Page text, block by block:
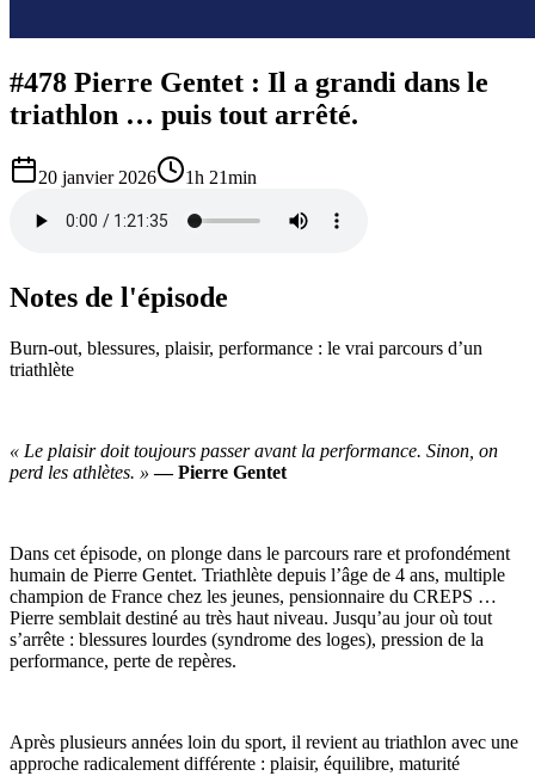
#478 Pierre Gentet : Il a grandi dans le
triathlon … puis tout arrêté.
20 janvier 2026 1h 21min
Notes de l'épisode
Burn-out, blessures, plaisir, performance : le vrai parcours d’un
triathlète
« Le plaisir doit toujours passer avant la performance. Sinon, on
perd les athlètes. »— Pierre Gentet
Dans cet épisode, on plonge dans le parcours rare et profondément
humain de Pierre Gentet. Triathlète depuis l’âge de 4 ans, multiple
champion de France chez les jeunes, pensionnaire du CREPS …
Pierre semblait destiné au très haut niveau. Jusqu’au jour où tout
s’arrête : blessures lourdes (syndrome des loges), pression de la
performance, perte de repères.
Après plusieurs années loin du sport, il revient au triathlon avec une
approche radicalement différente : plaisir, équilibre, maturité